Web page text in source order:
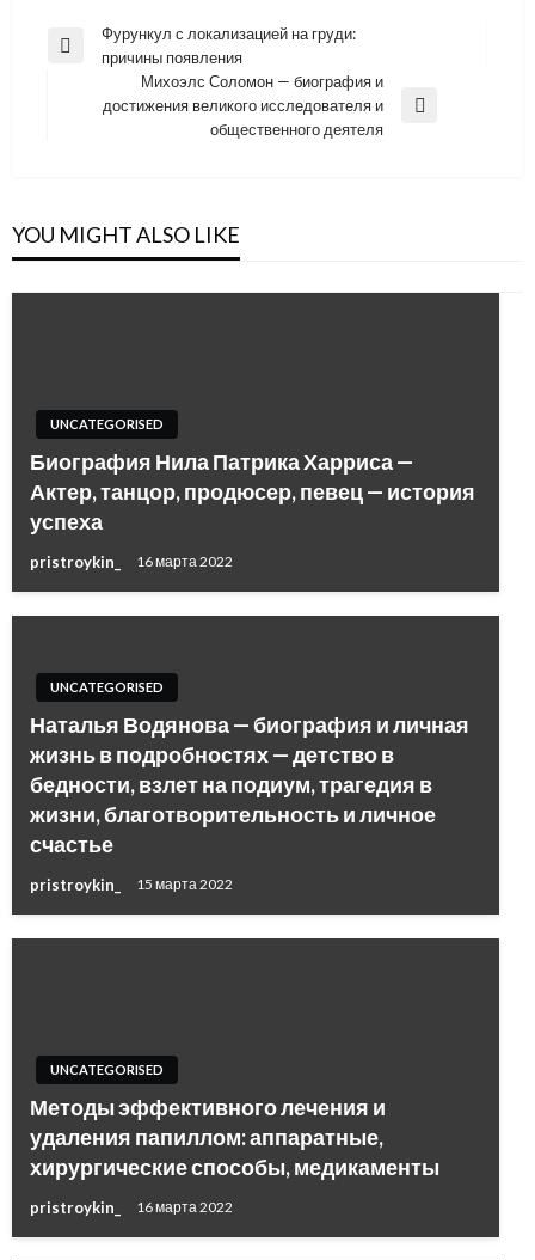
Навигация
записям
Previous
Фурункул с локализацией на груди:
причины появления
Next
Михоэлс Соломон — биография и
достижения великого исследователя и
общественного деятеля
YOU MIGHT ALSO LIKE
UNCATEGORISED
Биография Нила Патрика Харриса —
Актер, танцор, продюсер, певец — история
успеха
pristroykin_ 16 марта 2022
UNCATEGORISED
Наталья Водянова — биография и личная
жизнь в подробностях — детство в
бедности, взлет на подиум, трагедия в
жизни, благотворительность и личное
счастье
pristroykin_ 15 марта 2022
UNCATEGORISED
Методы эффективного лечения и
удаления папиллом: аппаратные,
хирургические способы, медикаменты
pristroykin_ 16 марта 2022